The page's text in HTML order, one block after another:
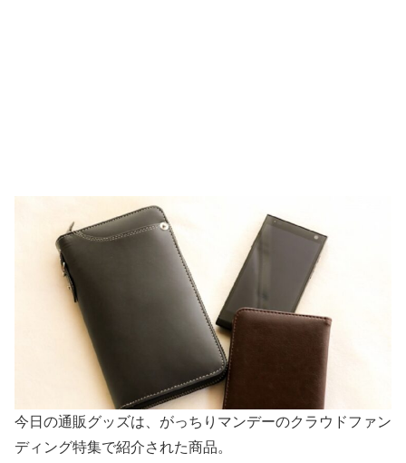
今日の通販グッズは、がっちりマンデーのクラウドファン
ディング特集で紹介された商品。